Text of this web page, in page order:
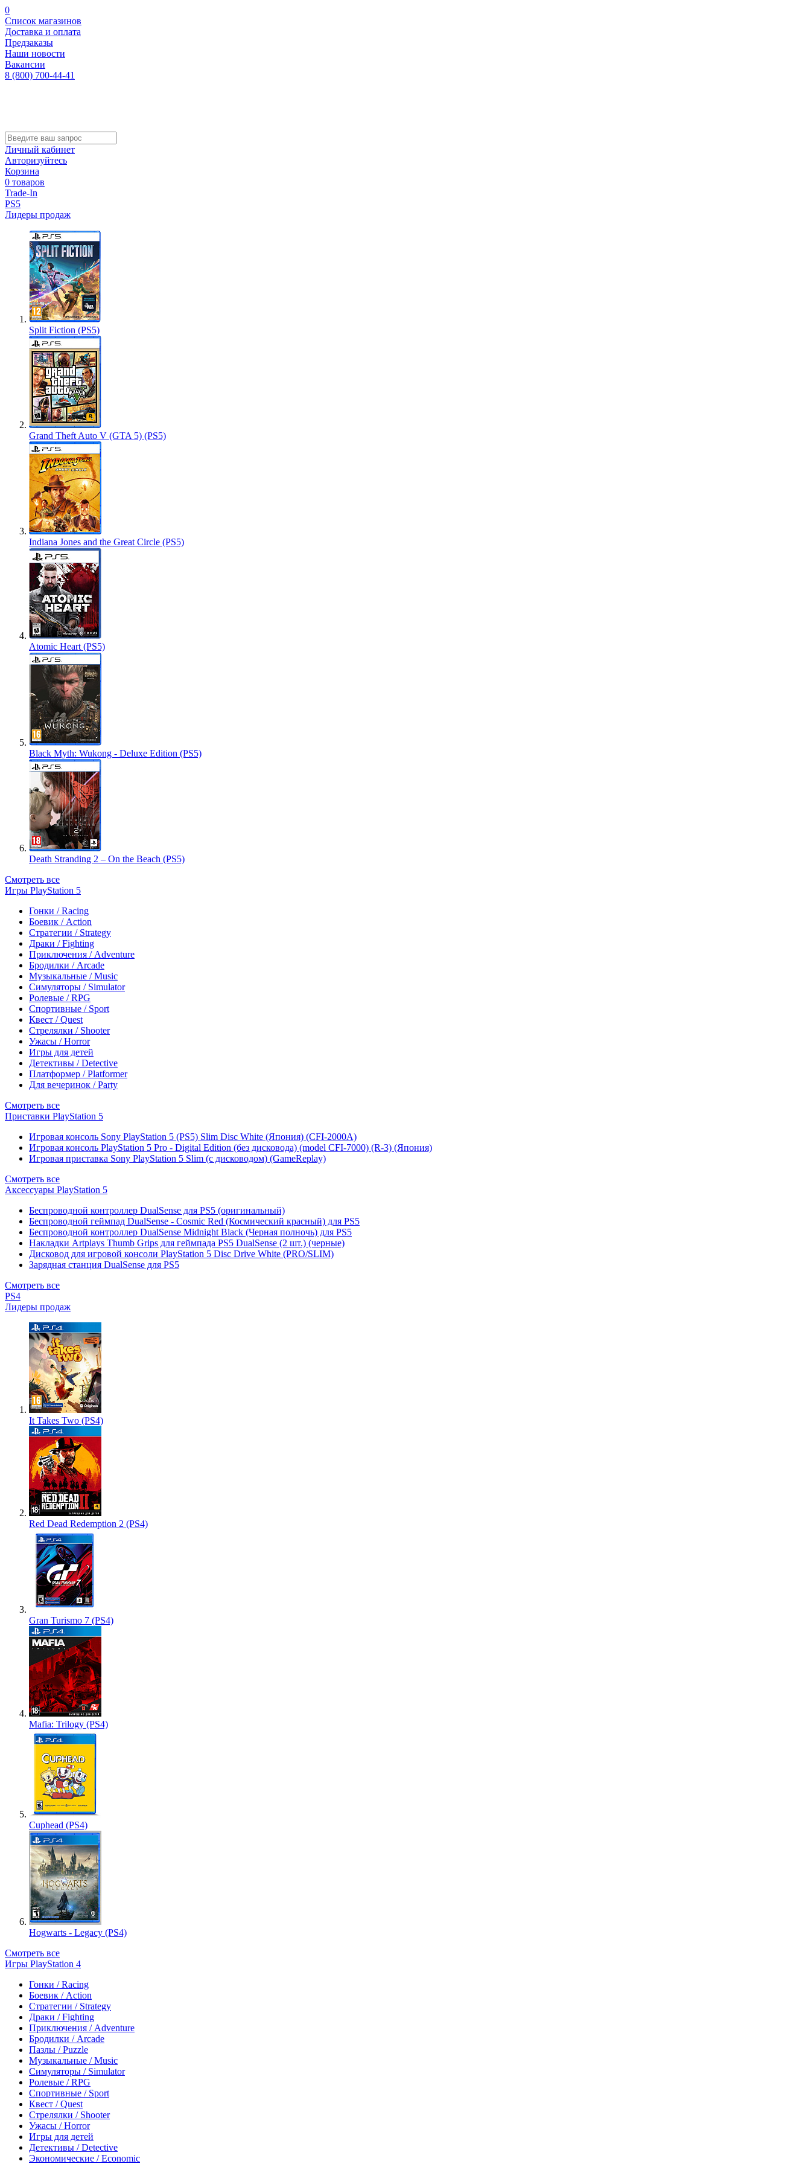
0
Список магазинов
Доставка и оплата
Предзаказы
Наши новости
Вакансии
8 (800) 700-44-41
Личный кабинет
Авторизуйтесь
Корзина
0 товаров
Trade-In
PS5
Лидеры продаж
Split Fiction (PS5)
Grand Theft Auto V (GTA 5) (PS5)
Indiana Jones and the Great Circle (PS5)
Atomic Heart (PS5)
Black Myth: Wukong - Deluxe Edition (PS5)
Death Stranding 2 – On the Beach (PS5)
Смотреть все
Игры PlayStation 5
Гонки / Racing
Боевик / Action
Стратегии / Strategy
Драки / Fighting
Приключения / Adventure
Бродилки / Arcade
Музыкальные / Music
Симуляторы / Simulator
Ролевые / RPG
Спортивные / Sport
Квест / Quest
Стрелялки / Shooter
Ужасы / Horror
Игры для детей
Детективы / Detective
Платформер / Platformer
Для вечеринок / Party
Смотреть все
Приставки PlayStation 5
Игровая консоль Sony PlayStation 5 (PS5) Slim Disc White (Япония) (CFI-2000A)
Игровая консоль PlayStation 5 Pro - Digital Edition (без дисковода) (model CFI-7000) (R-3) (Япония)
Игровая приставка Sony PlayStation 5 Slim (с дисководом) (GameReplay)
Смотреть все
Аксессуары PlayStation 5
Беспроводной контроллер DualSense для PS5 (оригинальный)
Беспроводной геймпад DualSense - Cosmic Red (Космический красный) для PS5
Беспроводной контроллер DualSense Midnight Black (Черная полночь) для PS5
Накладки Artplays Thumb Grips для геймпада PS5 DualSense (2 шт.) (черные)
Дисковод для игровой консоли PlayStation 5 Disc Drive White (PRO/SLIM)
Зарядная станция DualSense для PS5
Смотреть все
PS4
Лидеры продаж
It Takes Two (PS4)
Red Dead Redemption 2 (PS4)
Gran Turismo 7 (PS4)
Mafia: Trilogy (PS4)
Cuphead (PS4)
Hogwarts - Legacy (PS4)
Смотреть все
Игры PlayStation 4
Гонки / Racing
Боевик / Action
Стратегии / Strategy
Драки / Fighting
Приключения / Adventure
Бродилки / Arcade
Пазлы / Puzzle
Музыкальные / Music
Симуляторы / Simulator
Ролевые / RPG
Спортивные / Sport
Квест / Quest
Стрелялки / Shooter
Ужасы / Horror
Игры для детей
Детективы / Detective
Экономические / Economic